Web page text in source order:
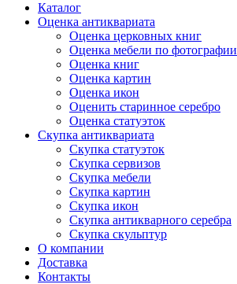
Каталог
Оценка антиквариата
Оценка церковных книг
Оценка мебели по фотографии
Оценка книг
Оценка картин
Оценка икон
Оценить старинное серебро
Оценка статуэток
Скупка антиквариата
Скупка статуэток
Скупка сервизов
Скупка мебели
Скупка картин
Скупка икон
Скупка антикварного серебра
Скупка скульптур
О компании
Доставка
Контакты